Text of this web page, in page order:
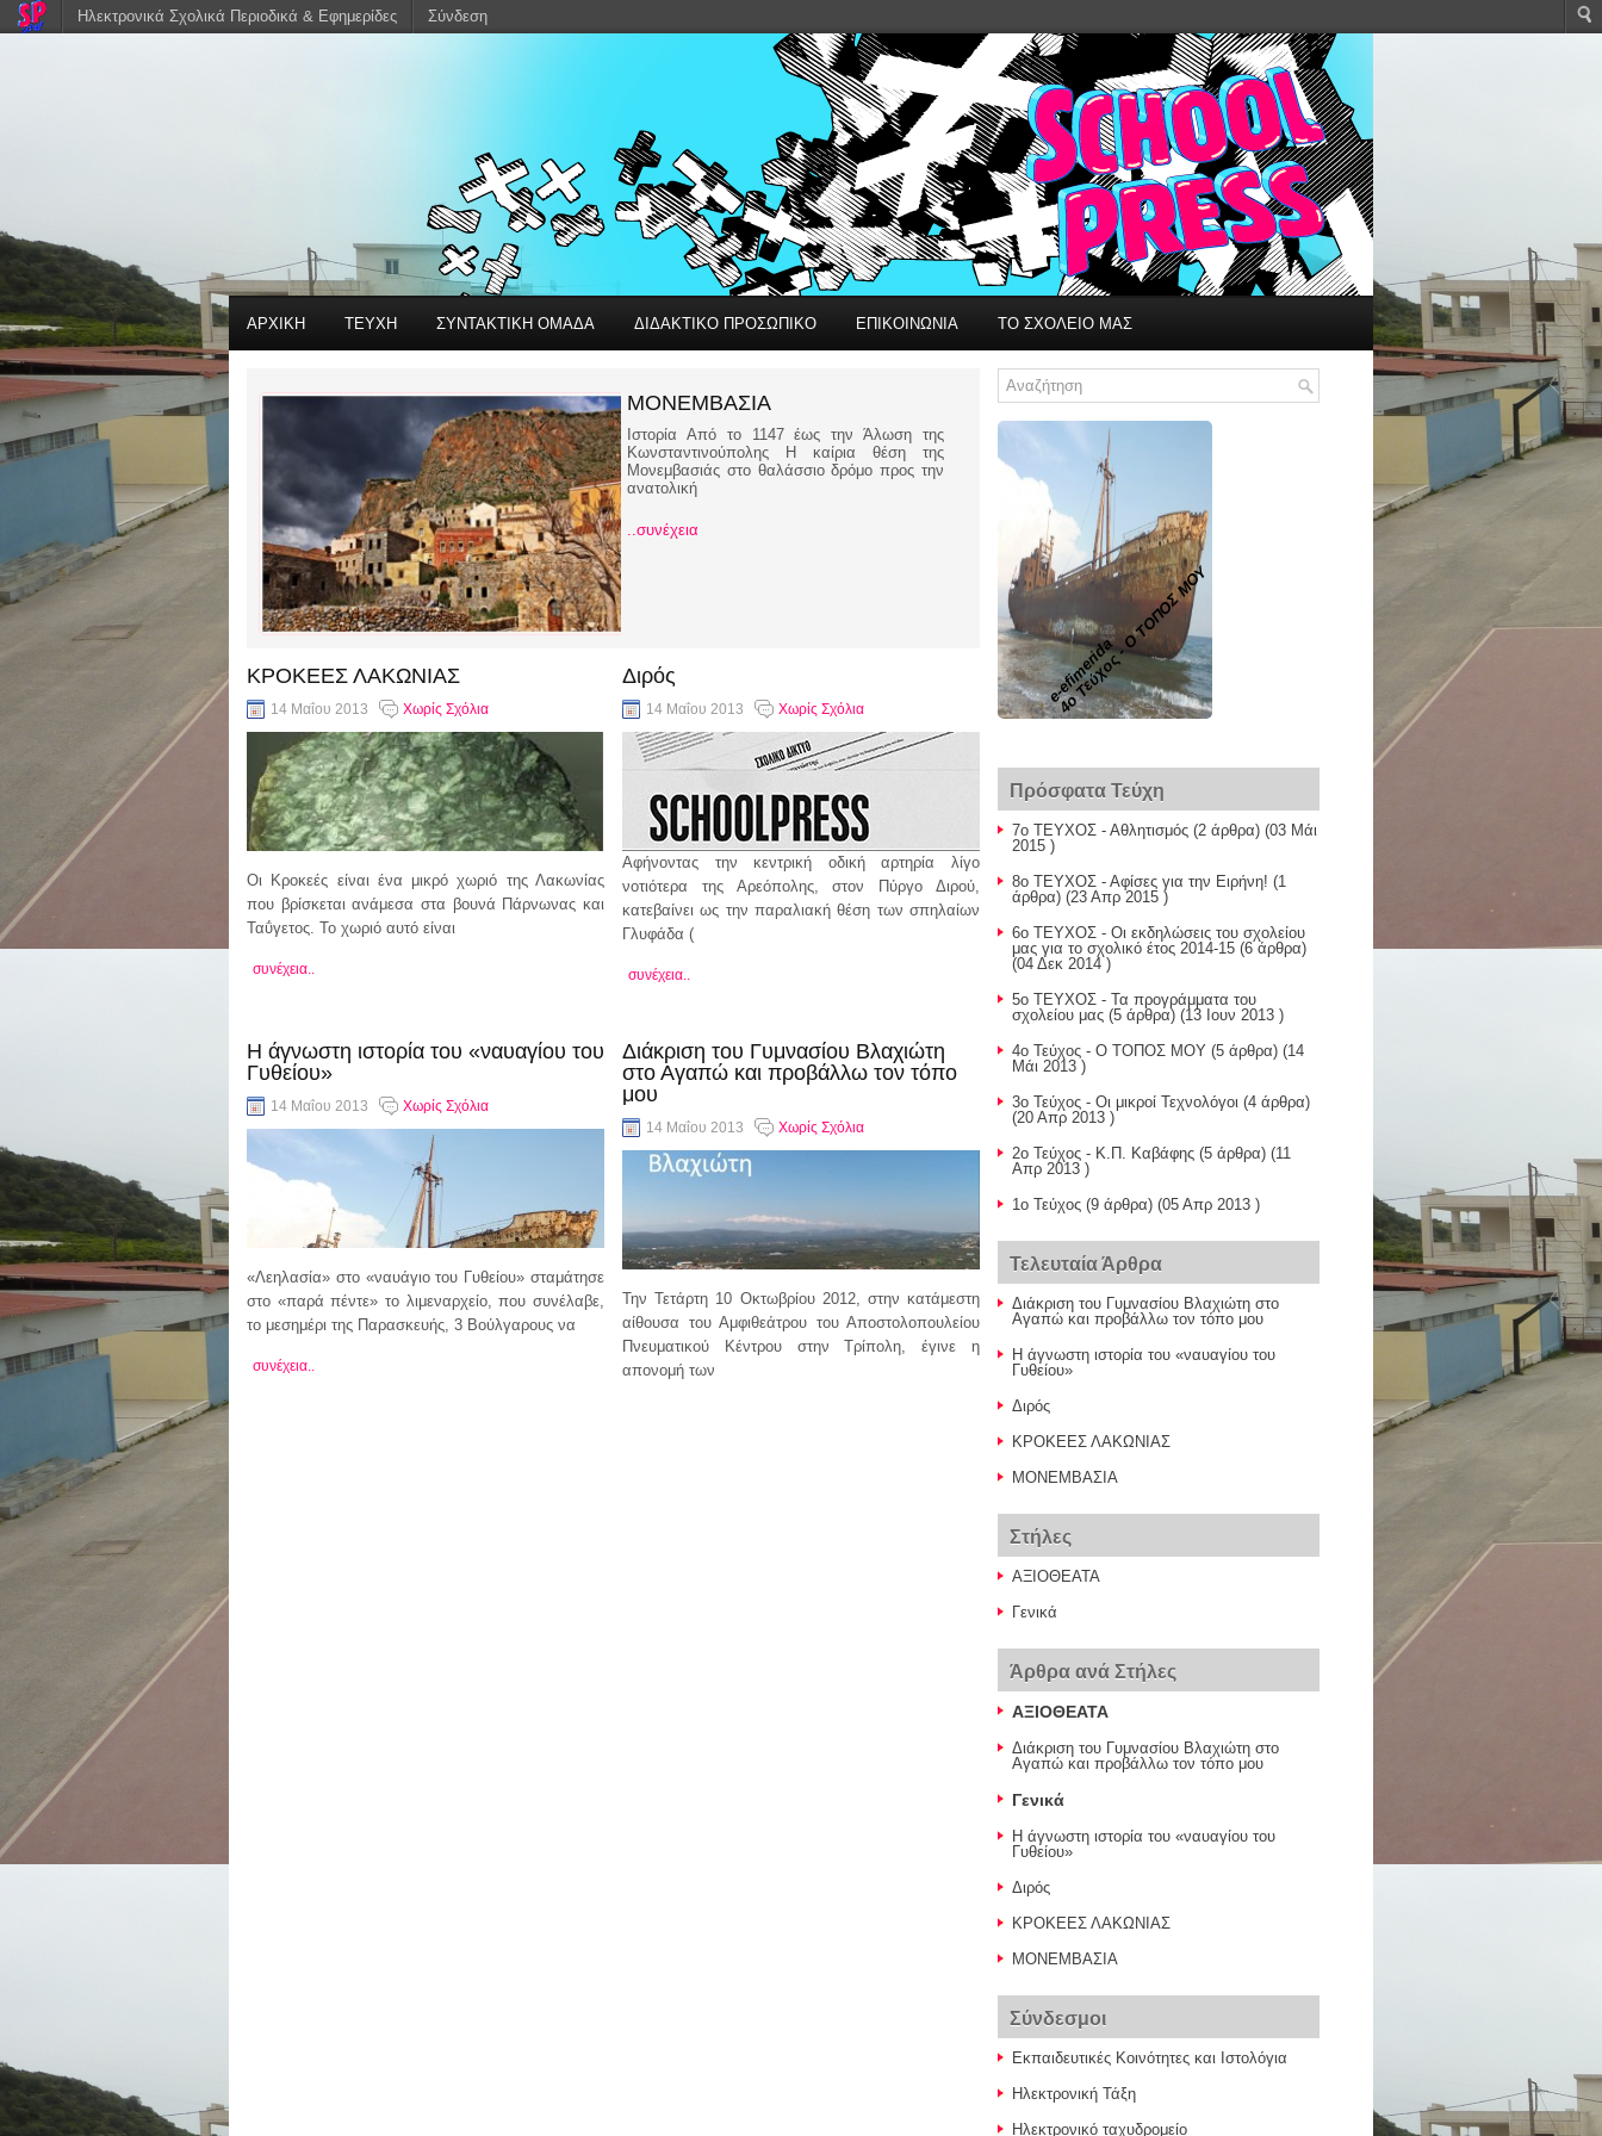
ΑΡΧΙΚΗ ΤΕΥΧΗ ΣΥΝΤΑΚΤΙΚΗ ΟΜΑΔΑ ΔΙΔΑΚΤΙΚΟ ΠΡΟΣΩΠΙΚΟ ΕΠΙΚΟΙΝΩΝΙΑ ΤΟ ΣΧΟΛΕΙΟ ΜΑΣ
ΜΟΝΕΜΒΑΣΙΑ
Ιστορία Από το 1147 έως την Άλωση της
Κωνσταντινούπολης Η καίρια θέση της
Μονεμβασιάς στο θαλάσσιο δρόμο προς την
ανατολική
..συνέχεια
ΚΡΟΚΕΕΣ ΛΑΚΩΝΙΑΣ
14 Μαΐου 2013 Χωρίς Σχόλια
Οι Κροκεές είναι ένα μικρό χωριό της Λακωνίας
που βρίσκεται ανάμεσα στα βουνά Πάρνωνας και
Ταΰγετος. Το χωριό αυτό είναι
συνέχεια..
Διρός
14 Μαΐου 2013 Χωρίς Σχόλια
Αφήνοντας την κεντρική οδική αρτηρία λίγο
νοτιότερα της Αρεόπολης, στον Πύργο Διρού,
κατεβαίνει ως την παραλιακή θέση των σπηλαίων
Γλυφάδα (
συνέχεια..
Η άγνωστη ιστορία του «ναυαγίου του
Γυθείου»
14 Μαΐου 2013 Χωρίς Σχόλια
«Λεηλασία» στο «ναυάγιο του Γυθείου» σταμάτησε
στο «παρά πέντε» το λιμεναρχείο, που συνέλαβε,
το μεσημέρι της Παρασκευής, 3 Βούλγαρους να
συνέχεια..
Διάκριση του Γυμνασίου Βλαχιώτη
στο Αγαπώ και προβάλλω τον τόπο
μου
14 Μαΐου 2013 Χωρίς Σχόλια
Την Τετάρτη 10 Οκτωβρίου 2012, στην κατάμεστη
αίθουσα του Αμφιθεάτρου του Αποστολοπουλείου
Πνευματικού Κέντρου στην Τρίπολη, έγινε η
απονομή των
e-efimerida
4ο Τεύχος - Ο ΤΟΠΟΣ ΜΟΥ
Πρόσφατα Τεύχη
7ο ΤΕΥΧΟΣ - Αθλητισμός (2 άρθρα) (03 Μάι
2015 )
8ο ΤΕΥΧΟΣ - Αφίσες για την Ειρήνη! (1
άρθρα) (23 Απρ 2015 )
6ο ΤΕΥΧΟΣ - Οι εκδηλώσεις του σχολείου
μας για το σχολικό έτος 2014-15 (6 άρθρα)
(04 Δεκ 2014 )
5ο ΤΕΥΧΟΣ - Τα προγράμματα του
σχολείου μας (5 άρθρα) (13 Ιουν 2013 )
4ο Τεύχος - Ο ΤΟΠΟΣ ΜΟΥ (5 άρθρα) (14
Μάι 2013 )
3ο Τεύχος - Οι μικροί Τεχνολόγοι (4 άρθρα)
(20 Απρ 2013 )
2o Τεύχος - Κ.Π. Καβάφης (5 άρθρα) (11
Απρ 2013 )
1ο Τεύχος (9 άρθρα) (05 Απρ 2013 )
Τελευταία Άρθρα
Διάκριση του Γυμνασίου Βλαχιώτη στο
Αγαπώ και προβάλλω τον τόπο μου
Η άγνωστη ιστορία του «ναυαγίου του
Γυθείου»
Διρός
ΚΡΟΚΕΕΣ ΛΑΚΩΝΙΑΣ
ΜΟΝΕΜΒΑΣΙΑ
Στήλες
ΑΞΙΟΘΕΑΤΑ
Γενικά
Άρθρα ανά Στήλες
ΑΞΙΟΘΕΑΤΑ
Διάκριση του Γυμνασίου Βλαχιώτη στο
Αγαπώ και προβάλλω τον τόπο μου
Γενικά
Η άγνωστη ιστορία του «ναυαγίου του
Γυθείου»
Διρός
ΚΡΟΚΕΕΣ ΛΑΚΩΝΙΑΣ
ΜΟΝΕΜΒΑΣΙΑ
Σύνδεσμοι
Εκπαιδευτικές Κοινότητες και Ιστολόγια
Ηλεκτρονική Τάξη
Ηλεκτρονικό ταχυδρομείο
Ηλεκτρονικά Σχολικά Περιοδικά & Εφημερίδες Σύνδεση